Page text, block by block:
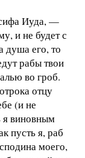
Иуда, —
и не будет с
душа его, то
рабы твои
во гроб.
отцу
(и не
я виновным
пусть я, раб
моего,